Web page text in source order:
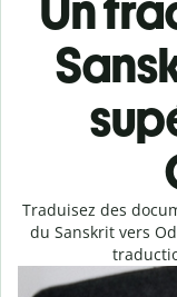
Traduisez des
du Sanskrit vers